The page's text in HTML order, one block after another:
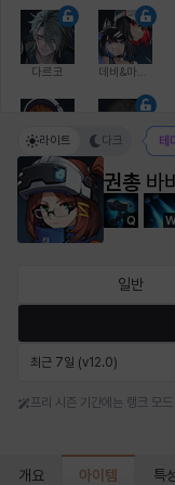
다르코
레온
바바라 버니스
권총 바
Q
라이트 다크 테
일반
최근 7일 (v12.0)
프리 시즌 기간에는 랭크 모
개요 아이템 특